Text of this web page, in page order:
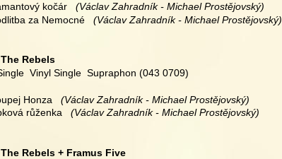
kočár
  (Václav Zahradník - Michael Prostějovský)
za Nemocné
   (Václav Zahradník - Michael Prostějovský)
The Rebels
Vinyl Single  Supraphon (043 0709)
Honza
  (Václav Zahradník - Michael Prostějovský)
růženka
   (Václav Zahradník - Michael Prostějovský)
The Rebels + Framus Five